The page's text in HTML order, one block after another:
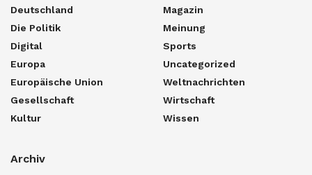
Deutschland
Die Politik
Digital
Europa
Europäische Union
Gesellschaft
Kultur
Magazin
Meinung
Sports
Uncategorized
Weltnachrichten
Wirtschaft
Wissen
Archiv